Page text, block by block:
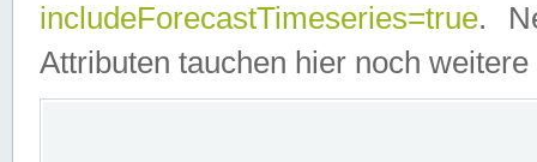
includeForecastTimeseries=true.
Attributen tauchen hier noch weitere